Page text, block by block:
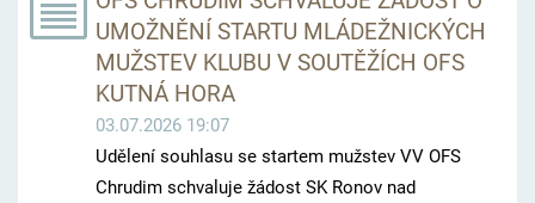
UMOŽNĚNÍ STARTU MLÁDEŽNICKÝCH
MUŽSTEV KLUBU V SOUTĚŽÍCH OFS
KUTNÁ HORA
03.07.2026 19:07
Udělení souhlasu se startem mužstev VV OFS
Chrudim schvaluje žádost SK Ronov nad